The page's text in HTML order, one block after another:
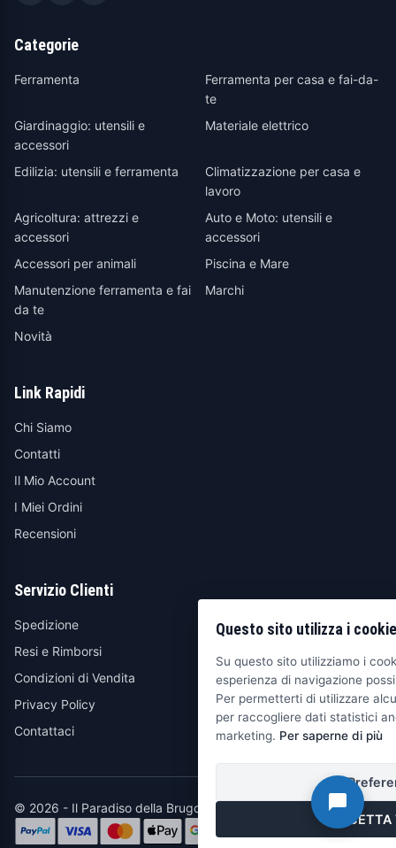
Categorie
Ferramenta
Ferramenta per casa e fai-da-
te
Giardinaggio: utensili e
accessori
Materiale elettrico
Edilizia: utensili e ferramenta
Climatizzazione per casa e
lavoro
Agricoltura: attrezzi e
accessori
Auto e Moto: utensili e
accessori
Accessori per animali
Piscina e Mare
Manutenzione ferramenta e fai
da te
Marchi
Novità
Link Rapidi
Chi Siamo
Contatti
Il Mio Account
I Miei Ordini
Recensioni
Servizio Clienti
Spedizione
Resi e Rimborsi
Condizioni di Vendita
Privacy Policy
Contattaci
© 2026 - Il Paradiso della Brugola
Questo sito utilizza i cookie
Su questo sito utilizziamo i
esperienza di navigazione
Per permetterti di utilizzare
per raccogliere dati statistici
marketing. Per saperne di più